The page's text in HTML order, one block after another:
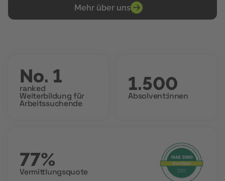
Mehr über uns
No. 1
ranked
Weiterbildung für
Arbeitssuchende
1.500
Absolvent:innen
77%
Vermittlungsquote